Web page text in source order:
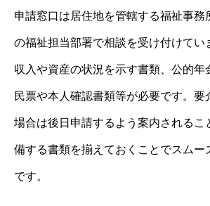
申請窓口は居住地を管轄する福祉事務
の福祉担当部署で相談を受け付けてい
収入や資産の状況を示す書類、公的年
民票や本人確認書類等が必要です。要
場合は後日申請するよう案内されるこ
備する書類を揃えておくことでスムー
です。